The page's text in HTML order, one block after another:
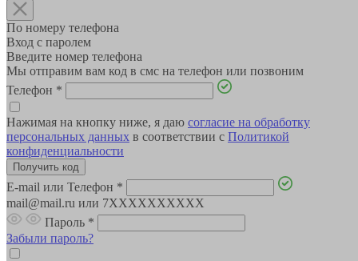
По номеру телефона
Вход с паролем
Введите номер телефона
Мы отправим вам код в смс на телефон или позвоним
Телефон *
Нажимая на кнопку ниже, я даю согласие на обработку
персональных данных в соответствии с Политикой
конфиденциальности
E-mail или Телефон *
mail@mail.ru или 7XXXXXXXXXX
Пароль *
Забыли пароль?